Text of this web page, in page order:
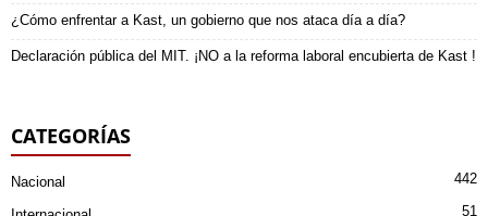
¿Cómo enfrentar a Kast, un gobierno que nos ataca día a día?
Declaración pública del MIT. ¡NO a la reforma laboral encubierta de Kast !
CATEGORÍAS
Nacional 442
51